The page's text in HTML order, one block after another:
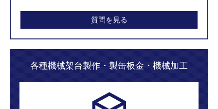
質問を見る
各種機械架台製作・製缶板金・機械加工